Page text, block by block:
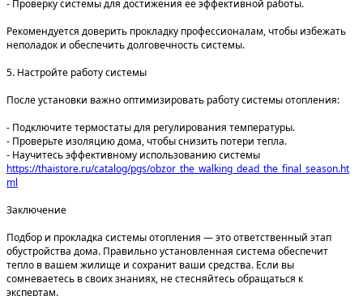
- Проверку системы для достижения ее эффективной работы.
Рекомендуется доверить прокладку профессионалам, чтобы избежать
неполадок и обеспечить долговечность системы.
5. Настройте работу системы
После установки важно оптимизировать работу системы отопления:
- Подключите термостаты для регулирования температуры.
- Проверьте изоляцию дома, чтобы снизить потери тепла.
- Научитесь эффективному использованию системы
https://thaistore.ru/catalog/pgs/obzor_the_walking_dead_the_final_season.ht
ml
Заключение
Подбор и прокладка системы отопления — это ответственный этап
обустройства дома. Правильно установленная система обеспечит
тепло в вашем жилище и сохранит ваши средства. Если вы
сомневаетесь в своих знаниях, не стесняйтесь обращаться к
экспертам.